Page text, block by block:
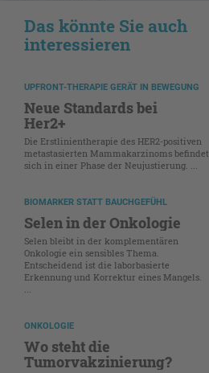
Das könnte Sie auch
interessieren
UPFRONT-THERAPIE GERÄT IN BEWEGUNG
Neue Standards bei
Her2+
Die Erstlinientherapie des HER2-positiven
metastasierten Mammakarzinoms befindet
sich in einer Phase der Neujustierung. ...
BIOMARKER STATT BAUCHGEFÜHL
Selen in der Onkologie
Selen bleibt in der komplementären
Onkologie ein sensibles Thema.
Entscheidend ist die laborbasierte
Erkennung und Korrektur eines Mangels.
...
ONKOLOGIE
Wo steht die
Tumorvakzinierung?